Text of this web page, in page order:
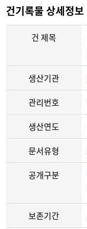
검
색
건기록물 상세정보
건 제목
생산기관
관리번호
생산연도
문서유형
공개구분
보존기간